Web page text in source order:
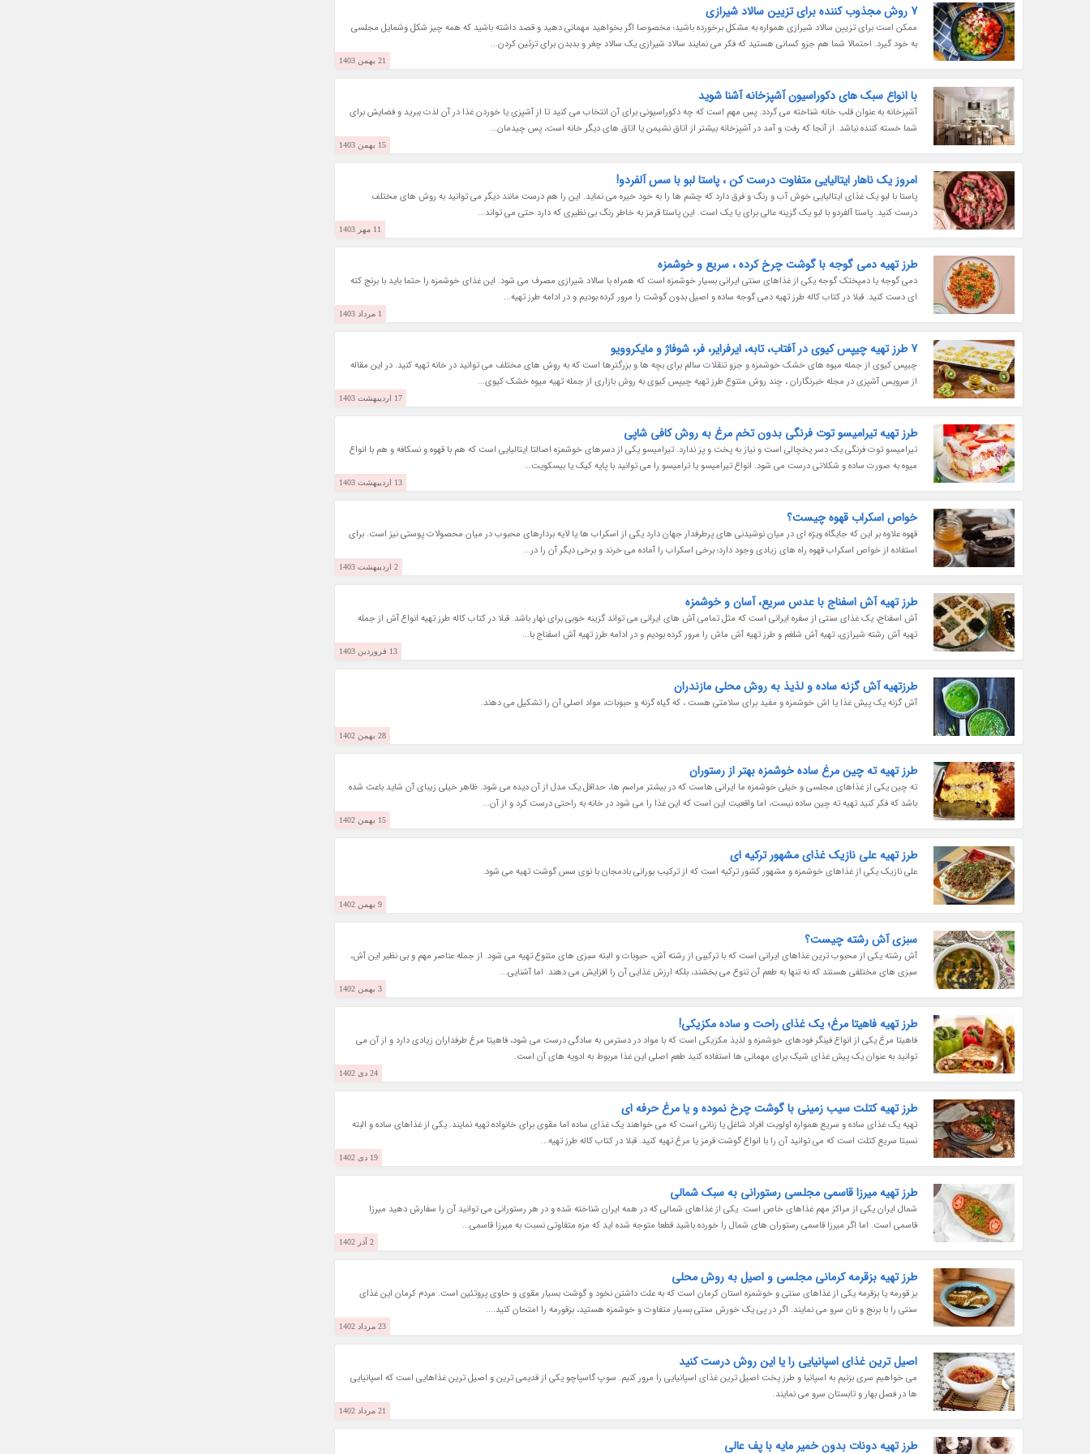
7 روش مجذوب کننده برای تزیین سالاد شیرازی
ممکن است برای تزیین سالاد شیرازی همواره به مشکل برخورده باشید؛ مخصوصا اگر بخواهید مهمانی دهید و قصد داشته باشید که همه چیز شکل وشمایل مجلسی
به خود گیرد. احتمالا شما هم جزو کسانی هستید که فکر می نمایند سالاد شیرازی یک سالاد چغر و بدبدن برای تزئین کردن...
21 بهمن 1403
با انواع سبک های دکوراسیون آشپزخانه آشنا شوید
آشپزخانه به عنوان قلب خانه شناخته می گردد. پس مهم است که چه دکوراسیونی برای آن انتخاب می کنید تا از آشپزی یا خوردن غذا در آن لذت ببرید و فضایش برای
شما خسته کننده نباشد. از آنجا که رفت و آمد در آشپزخانه بیشتر از اتاق نشیمن یا اتاق های دیگر خانه است، پس چیدمان...
15 بهمن 1403
امروز یک ناهار ایتالیایی متفاوت درست کن ، پاستا لبو با سس آلفردو!
پاستا با لبو یک غذای ایتالیایی خوش آب و رنگ و فرق دارد که چشم ها را به خود خیره می نماید. این را هم درست مانند دیگر می توانید به روش های مختلف
درست کنید. پاستا آلفردو با لبو یک گزینه عالی برای یا یک است. این پاستا قرمز به خاطر رنگ بی نظیری که دارد حتی می تواند...
11 مهر 1403
طرز تهیه دمی گوجه با گوشت چرخ کرده ، سریع و خوشمزه
دمی گوجه یا دمپختک گوجه یکی از غذاهای سنتی ایرانی بسیار خوشمزه است که همراه با سالاد شیرازی مصرف می شود. این غذای خوشمزه را حتما باید با برنج کته
ای دست کنید. قبلا در کتاب کاله طرز تهیه دمی گوجه ساده و اصیل بدون گوشت را مرور کرده بودیم و در ادامه طرز تهیه...
1 مرداد 1403
7 طرز تهیه چیپس کیوی در آفتاب، تابه، ایرفرایر، فر، شوفاژ و مایکروویو
چیپس کیوی از جمله میوه های خشک خوشمزه و جزو تنقلات سالم برای بچه ها و بزرگترها است که به روش های مختلف می توانید در خانه تهیه کنید. در این مقاله
از سرویس آشپزی در مجله خبرنگاران ، چند روش متنوع طرز تهیه چیپس کیوی به روش بازاری از جمله تهیه میوه خشک کیوی...
17 اردیبهشت 1403
طرز تهیه تیرامیسو توت فرنگی بدون تخم مرغ به روش کافی شاپی
تیرامیسو توت فرنگی یک دسر یخچالی است و نیاز به پخت و پز ندارد. تیرامیسو یکی از دسرهای خوشمزه اصالتا ایتالیایی است که هم با قهوه و نسکافه و هم با انواع
میوه به صورت ساده و شکلاتی درست می شود. انواع تیرامیسو یا ترامیسو را می توانید با پایه کیک یا بیسکویت...
13 اردیبهشت 1403
خواص اسکراب قهوه چیست؟
قهوه علاوه بر این که جایگاه ویژه ای در میان نوشیدنی های پرطرفدار جهان دارد یکی از اسکراب ها یا لایه بردارهای محبوب در میان محصولات پوستی نیز است. برای
استفاده از خواص اسکراب قهوه راه های زیادی وجود دارد؛ برخی اسکراب را آماده می خرند و برخی دیگر آن را در...
2 اردیبهشت 1403
طرز تهیه آش اسفناج با عدس سریع، آسان و خوشمزه
آش اسفناج، یک غذای سنتی از سفره ایرانی است که مثل تمامی آش های ایرانی می تواند گزینه خوبی برای نهار باشد. قبلا در کتاب کاله طرز تهیه انواع آش از جمله
تهیه آش رشته شیرازی، تهیه آش شلغم و طرز تهیه آش ماش را مرور کرده بودیم و در ادامه طرز تهیه آش اسفناج با...
13 فروردین 1403
طرزتهیه آش گزنه ساده و لذیذ به روش محلی مازندران
آش گزنه یک پیش غذا یا اش خوشمزه و مفید برای سلامتی هست ، که گیاه گزنه و حبوبات، مواد اصلی آن را تشکیل می دهند.
28 بهمن 1402
طرز تهیه ته چین مرغ ساده خوشمزه بهتر از رستوران
ته چین یکی از غذاهای مجلسی و خیلی خوشمزه ما ایرانی هاست که در بیشتر مراسم ها، حداقل یک مدل از آن دیده می شود. ظاهر خیلی زیبای آن شاید باعث شده
باشد که فکر کنید تهیه ته چین ساده نیست، اما واقعیت این است که این غذا را می شود در خانه به راحتی درست کرد و از آن...
15 بهمن 1402
طرز تهیه علی نازیک غذای مشهور ترکیه ای
علی نازیک یکی از غذاهای خوشمزه و مشهور کشور ترکیه است که از ترکیب بورانی بادمجان با نوی سس گوشت تهیه می شود.
9 بهمن 1402
سبزی آش رشته چیست؟
آش رشته یکی از محبوب ترین غذاهای ایرانی است که با ترکیبی از رشته آش، حبوبات و البته سبزی های متنوع تهیه می شود. از جمله عناصر مهم و بی نظیر این آش،
سبزی های مختلفی هستند که نه تنها به طعم آن تنوع می بخشند، بلکه ارزش غذایی آن را افزایش می دهند. اما آشنایی...
3 بهمن 1402
طرز تهیه فاهیتا مرغ؛ یک غذای راحت و ساده مکزیکی!
فاهیتا مرغ یکی از انواع فینگر فودهای خوشمزه و لذیذ مکزیکی است که با مواد در دسترس به سادگی درست می شود، فاهیتا مرغ طرفداران زیادی دارد و از آن می
توانید به عنوان یک پیش غذای شیک برای مهمانی ها استفاده کنید طعم اصلی این غذا مربوط به ادویه های آن است.
24 دی 1402
طرز تهیه کتلت سیب زمینی با گوشت چرخ نموده و یا مرغ حرفه ای
تهیه یک غذای ساده و سریع همواره اولویت افراد شاغل یا زنانی است که می خواهند یک غذای ساده اما مقوی برای خانواده تهیه نمایند. یکی از غذاهای ساده و البته
نسبتا سریع کتلت است که می توانید آن را با انواع گوشت قرمز یا مرغ تهیه کنید. قبلا در کتاب کاله طرز تهیه...
19 دی 1402
طرز تهیه میرزا قاسمی مجلسی رستورانی به سبک شمالی
شمال ایران یکی از مراکز مهم غذاهای خاص است. یکی از غذاهای شمالی که در همه ایران شناخته شده و در هر رستورانی می توانید آن را سفارش دهید میرزا
قاسمی است. اما اگر میرزا قاسمی رستوران های شمال را خورده باشید قطعا متوجه شده اید که مزه متفاوتی نسبت به میرزا قاسمی...
2 آذر 1402
طرز تهیه بزقرمه کرمانی مجلسی و اصیل به روش محلی
بز قورمه یا بزقرمه یکی از غذاهای سنتی و خوشمزه استان کرمان است که به علت داشتن نخود و گوشت بسیار مقوی و حاوی پروتئین است. مردم کرمان این غذای
سنتی را با برنج و نان سرو می نمایند. اگر در پی یک خورش سنتی بسیار متفاوت و خوشمزه هستید، بزقورمه را امتحان کنید....
23 مرداد 1402
اصیل ترین غذای اسپانیایی را یا این روش درست کنید
می خواهیم سری بزنیم به اسپانیا و طرز پخت اصیل ترین غذای اسپانیایی را مرور کنیم. سوپ گاسپاچو یکی از قدیمی ترین و اصیل ترین غذاهایی است که اسپانیایی
ها در فصل بهار و تابستان سرو می نمایند.
21 مرداد 1402
طرز تهیه دونات بدون خمیر مایه با پف عالی